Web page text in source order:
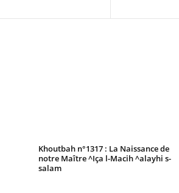
Khoutbah n°1317 : La Naissance de
notre Maître ^Iça l-Macih ^alayhi s-
salam